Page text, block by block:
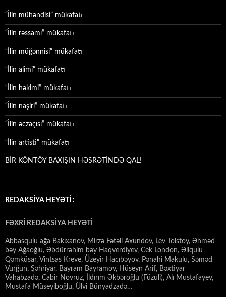
“İlin mühəndisi” mükafatı
“İlin rəssamı” mükafatı
“İlin müğənnisi” mükafatı
“İlin alimi” mükafatı
“İlin həkimi” mükafatı
“İlin naşiri” mükafatı
“İlin əczaçısı” mükafatı
“İlin artisti” mükafatı
BİR KÖNTÖY BAXIŞIN HƏSRƏTİNDƏ QAL!
REDAKSİYA HEYƏTİ :
FƏXRİ REDAKSİYA HEYƏTİ
Abbasqulu ağa Bakıxanov, Mirzə Fətəli Axundov, Lev Tolstoy, Əhməd
bəy Ağaoğlu, Əbdürrəhim bəy Haqverdiyev, Cek London, Əliqulu
Qəmküsar, Vintsas Kreve, Üzeyir Hacıbəyov, Pənahi Makulu, Səməd
Vurğun, Şəhriyar, Bayram Bayramov, Hüseyn Arif, Bəxtiyar
Vahabzadə, Cabir Novruz, İldırım Əkbəroğlu (Füzuli), Alı Mustafayev,
Mustafa Müseyiboğlu, Ülvi Bünyadzadə…